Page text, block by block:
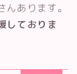
あります。
しておりま